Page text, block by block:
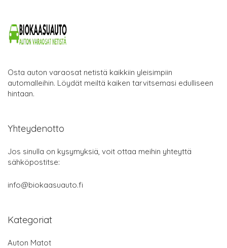
Osta auton varaosat netistä kaikkiin yleisimpiin
automalleihin. Löydät meiltä kaiken tarvitsemasi edulliseen
hintaan.
Yhteydenotto
Jos sinulla on kysymyksiä, voit ottaa meihin yhteyttä
sähköpostitse:
info@biokaasuauto.fi
Kategoriat
Auton Matot